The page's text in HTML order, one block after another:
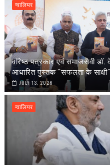
ग्वालियर
वरिष्ठ पत्रकार एवं समाजसेवी
आधारित पुस्तक "सफलता के
JULY 13, 2026
ग्वालियर